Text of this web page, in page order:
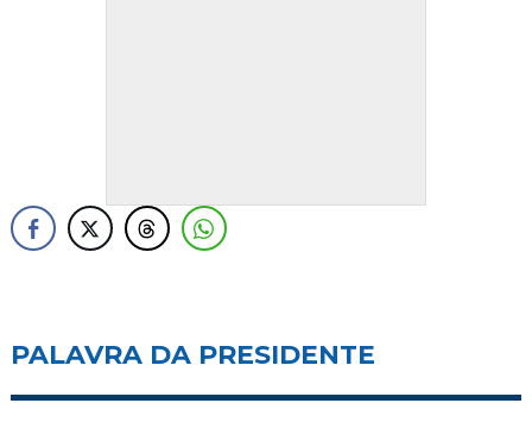
PALAVRA DA PRESIDENTE